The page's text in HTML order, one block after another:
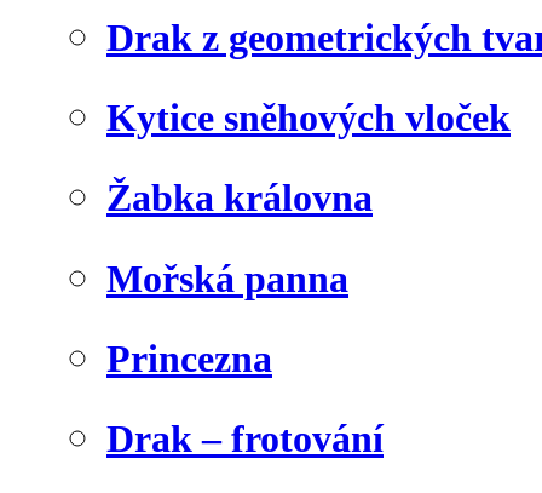
Drak z geometrických
Kytice sněhových vloček
Žabka královna
Mořská panna
Princezna
Drak – frotování